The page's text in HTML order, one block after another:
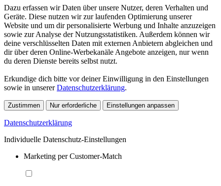
Dazu erfassen wir Daten über unsere Nutzer, deren Verhalten und
Geräte. Diese nutzen wir zur laufenden Optimierung unserer
Website und um dir personalisierte Werbung und Inhalte anzuzeigen
sowie zur Analyse der Nutzungsstatistiken. Außerdem können wir
deine verschlüsselten Daten mit externen Anbietern abgleichen und
dir über deren Online-Werbekanäle Angebote anzeigen, nur wenn
du deren Dienste bereits selbst nutzt.
Erkundige dich bitte vor deiner Einwilligung in den Einstellungen
sowie in unsererDatenschutzerklärung.
Zustimmen Nur erforderliche Einstellungen anpassen
Datenschutzerklärung
Individuelle Datenschutz-Einstellungen
Marketing per Customer-Match